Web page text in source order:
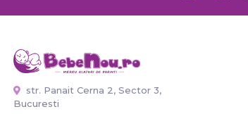
str. Panait Cerna 2, Sector 3,
Bucuresti